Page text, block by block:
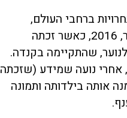
ברחבי העולם,
ולשיאה הראשון הגיעה בנובמבר, 2016, כאשר זכתה
שהתקיימה בקנדה.
נועה שמידע (שזכתה
ב־1998), שאימנה אותה בילדותה ותמונה